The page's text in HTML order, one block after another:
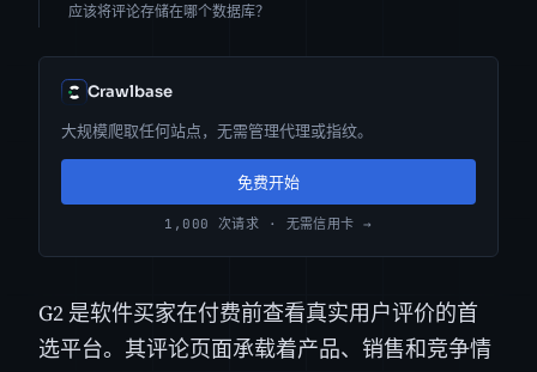
应该将评论存储在哪个数据库？
Crawlbase
大规模爬取任何站点，无需管理代理或指纹。
免费开始
1,000 次请求 · 无需信用卡 →
G2 是软件买家在付费前查看真实用户评价的首
选平台。其评论页面承载着产品、销售和竞争情